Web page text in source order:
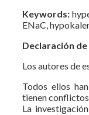
Keywords:
ENaC,
Declaración
Los autores de
Todos ellos
tienen
La